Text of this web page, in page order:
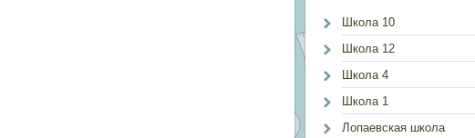
Школа 10
Школа 12
Школа 4
Школа 1
Лопаевская школа